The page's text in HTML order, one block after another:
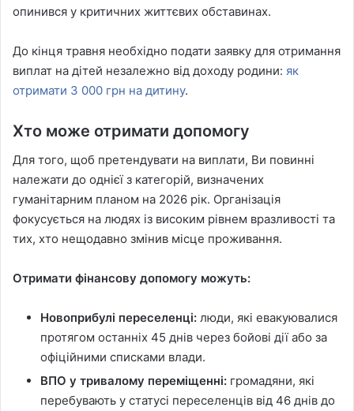
опинився у критичних життєвих обставинах.
До кінця травня необхідно подати заявку для отримання
виплат на дітей незалежно від доходу родини: як
отримати 3 000 грн на дитину.
Хто може отримати допомогу
Для того, щоб претендувати на виплати, Ви повинні
належати до однієї з категорій, визначених
гуманітарним планом на 2026 рік. Організація
фокусується на людях із високим рівнем вразливості та
тих, хто нещодавно змінив місце проживання.
Отримати фінансову допомогу можуть:
Новоприбулі переселенці: люди, які евакуювалися
протягом останніх 45 днів через бойові дії або за
офіційними списками влади.
ВПО у тривалому переміщенні: громадяни, які
перебувають у статусі переселенців від 46 днів до